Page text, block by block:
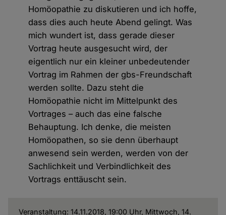
Homöopathie zu diskutieren und ich hoffe,
dass dies auch heute Abend gelingt. Was
mich wundert ist, dass gerade dieser
Vortrag heute ausgesucht wird, der
eigentlich nur ein kleiner unbedeutender
Vortrag im Rahmen der gbs-Freundschaft
werden sollte. Dazu steht die
Homöopathie nicht im Mittelpunkt des
Vortrages – auch das eine falsche
Behauptung. Ich denke, die meisten
Homöopathen, so sie denn überhaupt
anwesend sein werden, werden von der
Sachlichkeit und Verbindlichkeit des
Vortrags enttäuscht sein.
Veranstaltung: 14.11.2018, 19:00 Uhr, Mittwoch, 14.